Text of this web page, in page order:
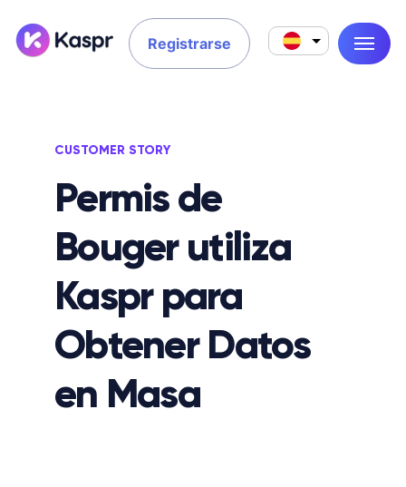
Registrarse
CUSTOMER STORY
Permis de
Bouger utiliza
Kaspr para
Obtener Datos
en Masa